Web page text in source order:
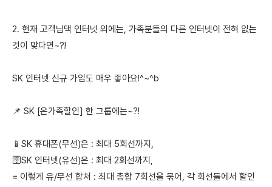
2. 현재 고객님댁 인터넷 외에는, 가족분들의 다른 인터넷이 전혀 없는
것이 맞다면~?!
SK 인터넷 신규 가입도 매우 좋아요!^~^b
📌 SK [온가족할인] 한 그룹에는~?!
📱SK 휴대폰(무선)은 : 최대 5회선까지,
🛜SK 인터넷(유선)은 : 최대 2회선까지,
= 이렇게 유/무선 합쳐 : 최대 총합 7회선을 묶어, 각 회선들에서 할인